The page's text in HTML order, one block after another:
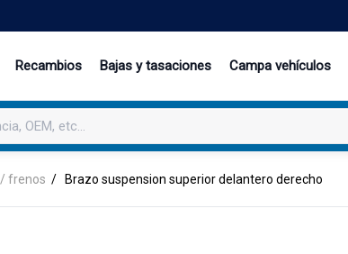
Recambios Bajas y tasaciones Campa vehículos
frenos Brazo suspension superior delantero derecho